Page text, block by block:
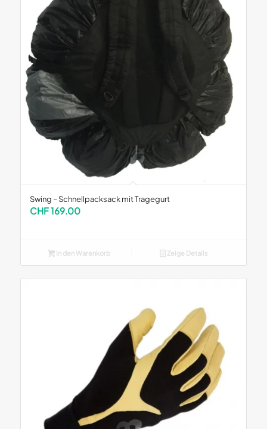
Swing – Schnellpacksack mit Tragegurt
CHF169.00
In den Warenkorb Zeige Details